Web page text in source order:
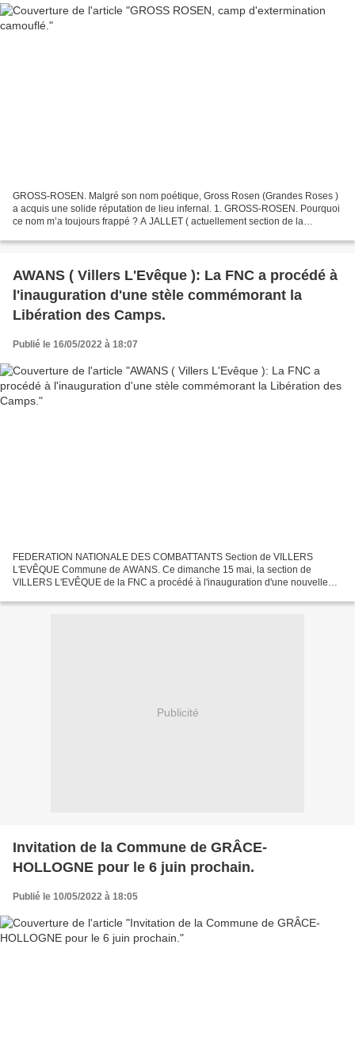
GROSS-ROSEN. Malgré son nom poétique, Gross Rosen (Grandes Roses )
a acquis une solide réputation de lieu infernal. 1. GROSS-ROSEN. Pourquoi
ce nom m’a toujours frappé ? A JALLET ( actuellement section de la
AWANS ( Villers L'Evêque ): La FNC a procédé à
l'inauguration d'une stèle commémorant la
Libération des Camps.
Publié le 16/05/2022 à 18:07
FEDERATION NATIONALE DES COMBATTANTS Section de VILLERS
L'EVÊQUE Commune de AWANS. Ce dimanche 15 mai, la section de
VILLERS L'EVÊQUE de la FNC a procédé à l'inauguration d'une nouvelle
Publicité
Invitation de la Commune de GRÂCE-
HOLLOGNE pour le 6 juin prochain.
Publié le 10/05/2022 à 18:05